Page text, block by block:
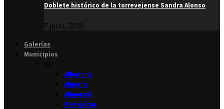
Doblete histórico de la torrevejense Sandra Alonso
7 julio, 2026
Galerías
Municipios
Albatera
Algorfa
Almoradí
Benejúzar